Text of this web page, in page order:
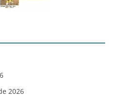
2026